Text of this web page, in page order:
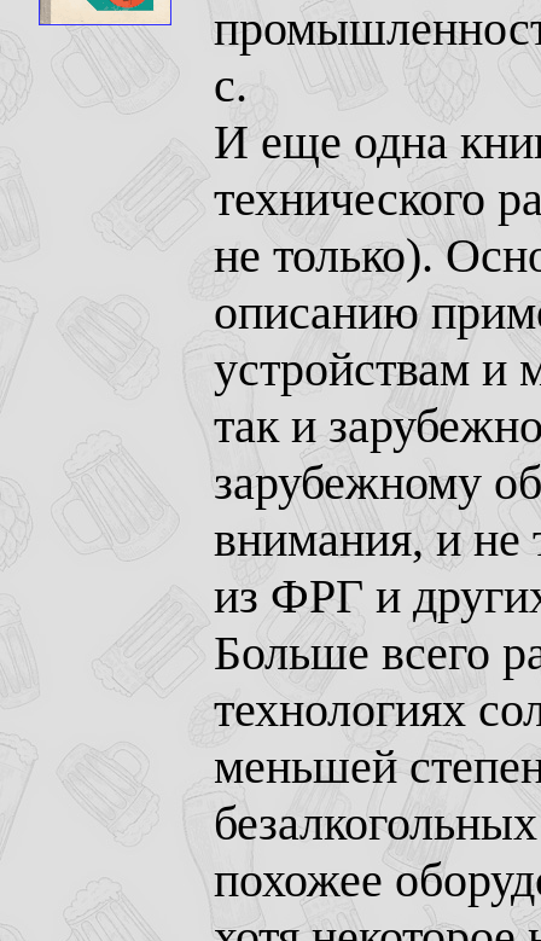
с.
И еще одна
технического
не только).
описанию
устройствам и
так и
зарубежному
внимания, и не
из ФРГ и
Больше всего
технологиях
меньшей
похожее